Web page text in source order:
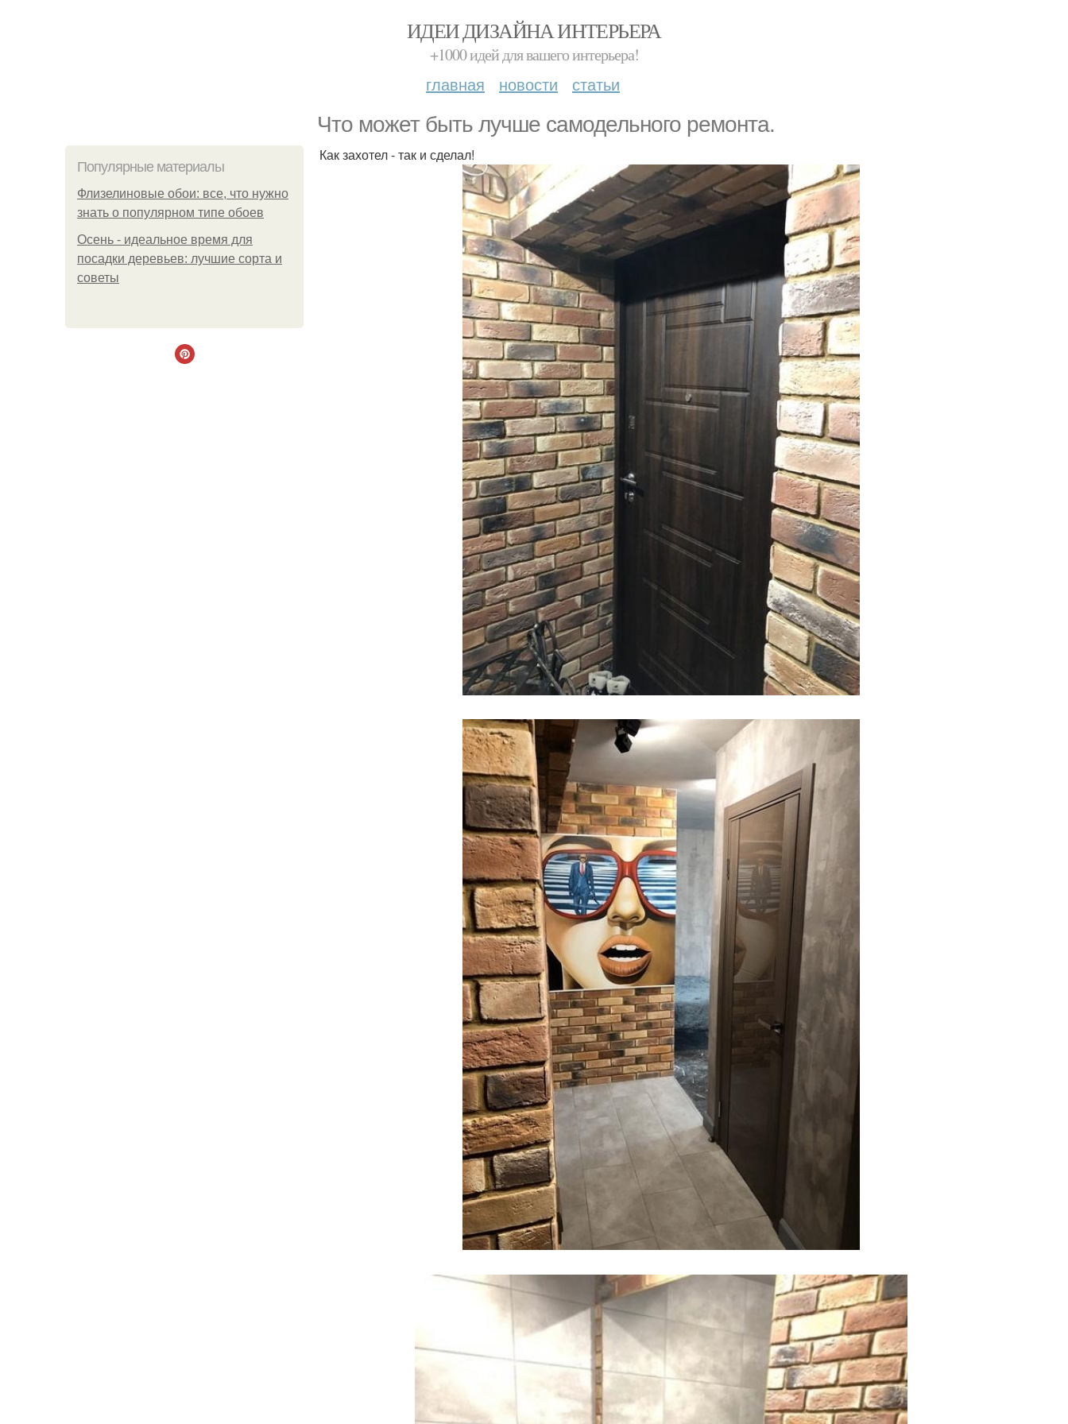
ИДЕИ ДИЗАЙНА ИНТЕРЬЕРА
+1000 идей для вашего интерьера!
главная новости статьи
Что может быть лучше самодельного ремонта.
Популярные материалы
Флизелиновые обои: все, что нужно
знать о популярном типе обоев
Осень - идеальное время для
посадки деревьев: лучшие сорта и
советы
Как захотел - так и сделал!